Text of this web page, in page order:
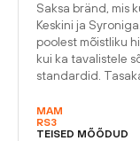
Saksa bränd, mis
Keskini ja
poolest mõistliku
kui ka tavalistele
standardid.
MAM
RS3
TEISED MÕÕDUD